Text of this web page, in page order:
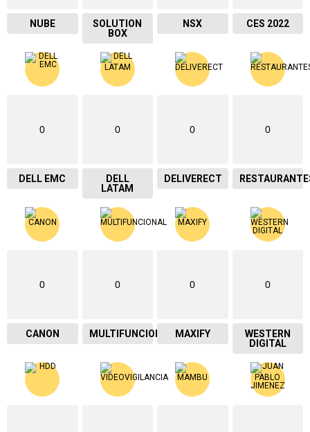
NUBE
SOLUTION
BOX
NSX CES 2022
0
DELL EMC
0
DELL
LATAM
0
DELIVERECT
0
0
CANON
0
MULTIFUNCIONAL
0
MAXIFY
0
WESTERN
DIGITAL